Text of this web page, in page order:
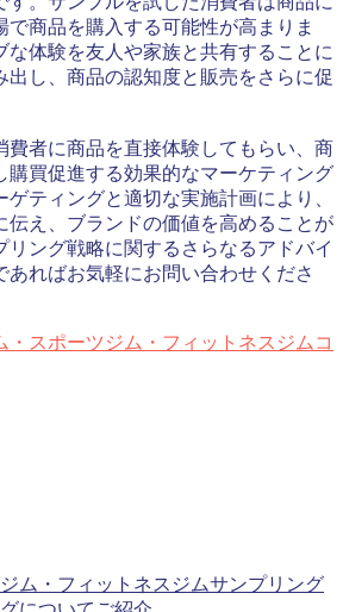
で商品を購入する可能性が高まりま
な体験を友人や家族と共有することに
出し、商品の認知度と販売をさらに促
費者に商品を直接体験してもらい、商
購買促進する効果的なマーケティング
ティングと適切な実施計画により、
伝え、ブランドの価値を高めることが
リング戦略に関するさらなるアドバイ
あればお気軽にお問い合わせくださ
・スポーツジム・フィットネスジムコ
ム・フィットネスジムサンプリング